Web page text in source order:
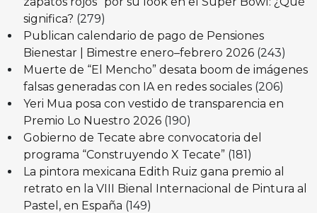
significa? (279)
Publican calendario de pago de Pensiones
Bienestar | Bimestre enero–febrero 2026 (243)
Muerte de “El Mencho” desata boom de imágenes
falsas generadas con IA en redes sociales (206)
Yeri Mua posa con vestido de transparencia en
Premio Lo Nuestro 2026 (190)
Gobierno de Tecate abre convocatoria del
programa “Construyendo X Tecate” (181)
La pintora mexicana Edith Ruiz gana premio al
retrato en la VIII Bienal Internacional de Pintura al
Pastel, en España (149)